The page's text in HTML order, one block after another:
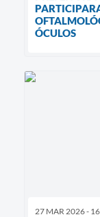
ÓCULOS
27 MAR 2026 -